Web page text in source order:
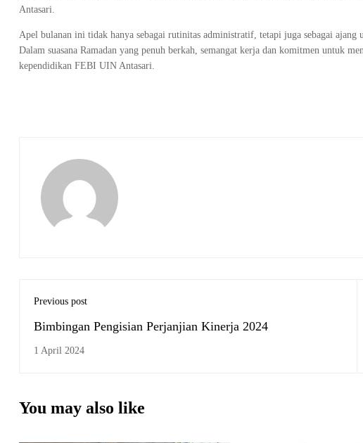
Antasari.
Apel bulanan ini tidak hanya sebagai rutinitas administratif, tetapi juga sebagai ajang
Dalam suasana Ramadan yang penuh berkah, semangat kerja dan komitmen untuk
kependidikan FEBI UIN Antasari.
Previous post
Bimbingan Pengisian Perjanjian Kinerja 2024
1 April 2024
You may also like